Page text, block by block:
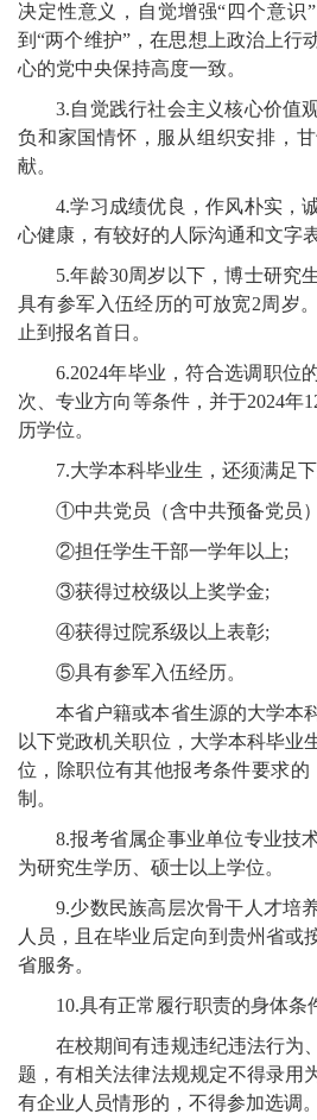
决定性意义，自觉增强“四个意识
到“两个维护”，在思想上政治上行
心的党中央保持高度一致。
3.自觉践行社会主义核心价值
负和家国情怀，服从组织安排，
献。
4.学习成绩优良，作风朴实，
心健康，有较好的人际沟通和文字
5.年龄30周岁以下，博士研究
具有参军入伍经历的可放宽2周岁
止到报名首日。
6.2024年毕业，符合选调职位
次、专业方向等条件，并于2024年
历学位。
7.大学本科毕业生，还须满足
①中共党员（含中共预备党员
②担任学生干部一学年以上;
③获得过校级以上奖学金;
④获得过院系级以上表彰;
⑤具有参军入伍经历。
本省户籍或本省生源的大学本
以下党政机关职位，大学本科毕业
位，除职位有其他报考条件要求的
制。
8.报考省属企事业单位专业技
为研究生学历、硕士以上学位。
9.少数民族高层次骨干人才培
人员，且在毕业后定向到贵州省或
省服务。
10.具有正常履行职责的身体条
在校期间有违规违纪违法行为
题，有相关法律法规规定不得录用
有企业人员情形的，不得参加选调。